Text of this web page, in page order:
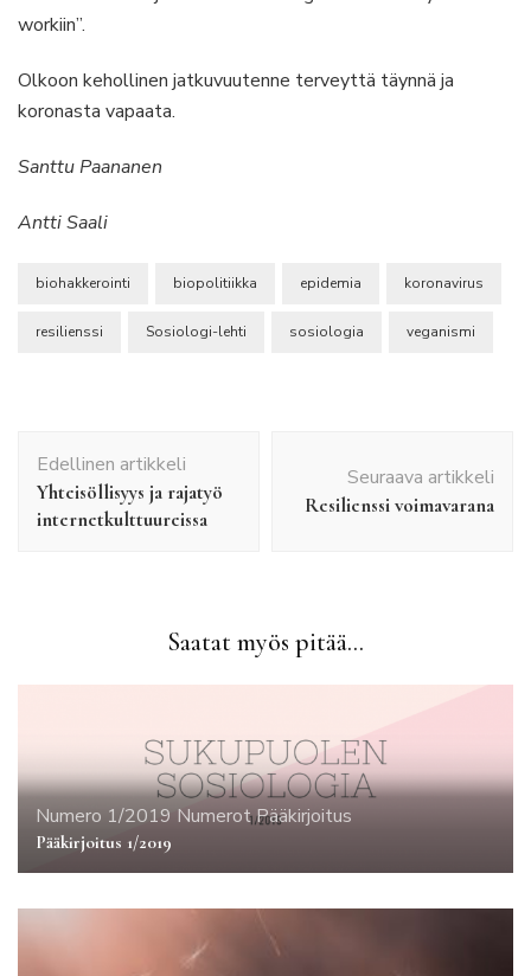
workiin”.
Olkoon kehollinen jatkuvuutenne terveyttä täynnä ja
koronasta vapaata.
Santtu Paananen
Antti Saali
biohakkerointi biopolitiikka epidemia koronavirus
resilienssi Sosiologi-lehti sosiologia veganismi
selaus
Edellinen artikkeli
Yhteisöllisyys ja rajatyö
internetkulttuureissa
Seuraava artikkeli
Resilienssi voimavarana
Saatat myös pitää...
Numero 1/2019 NumerotPääkirjoitus
Pääkirjoitus 1/2019